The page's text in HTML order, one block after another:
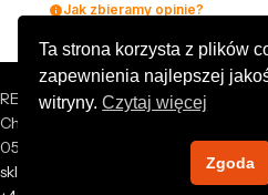
Jak zbieramy opinie?
REXXER sp. z o.o.
Chrzanów Mały 44A
05-825 Grodzisk Mazowiecki
sklep@rexxer.pl
Ta strona korzysta z plików
zapewnienia najlepszej
witryny.Czytaj więcej
Zgoda